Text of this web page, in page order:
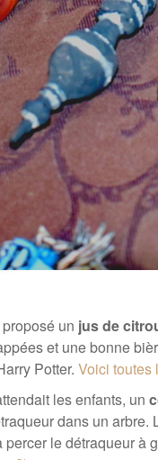
un jus de
et une bonne
Potter. Voici
les enfants, un
dans un
le détraqueur